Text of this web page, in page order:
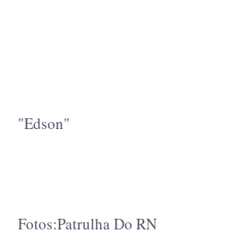
"Edson"
Fotos:Patrulha Do RN